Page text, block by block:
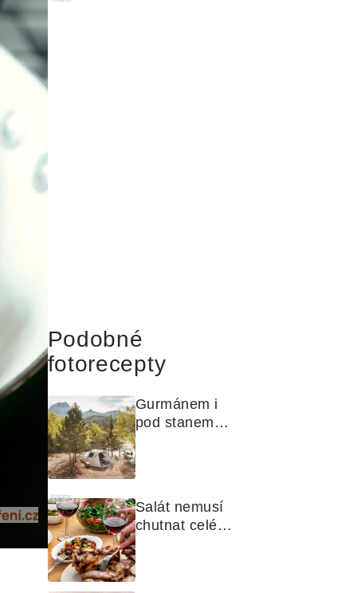
Podobné
fotorecepty
Gurmánem i
pod stanem?
Jak na polní
kuchyni a na
čem vařit
Reklama
Salát nemusí
chutnat celé
léto stejně.
Objevte
zálivky, které